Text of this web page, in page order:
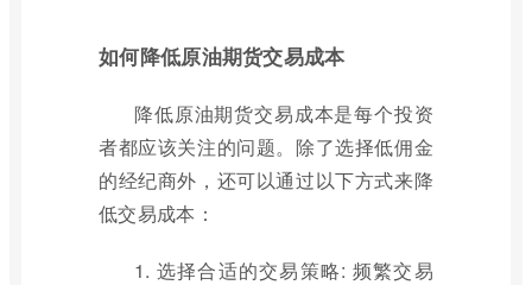
如何降低原油期货交易成本
降低原油期货交易成本是每个投资
者都应该关注的问题。除了选择低佣金
的经纪商外，还可以通过以下方式来降
低交易成本：
1. 选择合适的交易策略: 频繁交易